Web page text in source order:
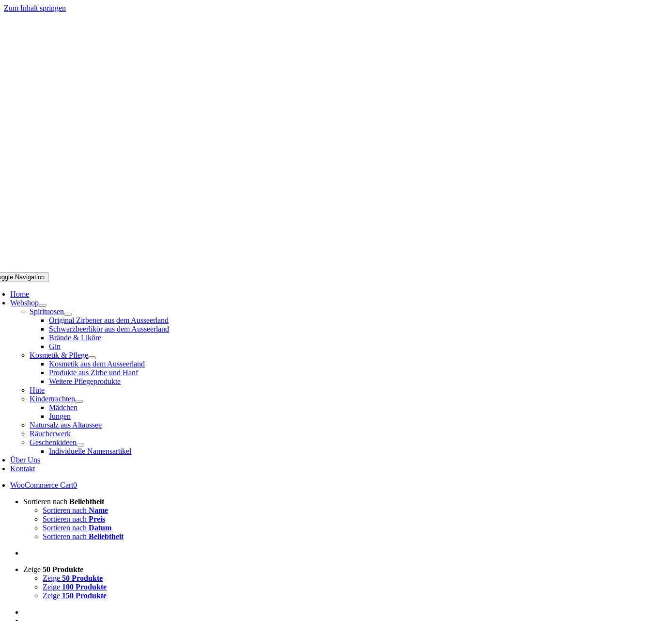
Zum Inhalt springen
Navigation
Home
Webshop
Spirituosen
Original Zirbener aus dem Ausseerland
Schwarzbeerlikör aus dem Ausseerland
Brände & Liköre
Gin
Kosmetik & Pflege
Kosmetik aus dem Ausseerland
Produkte aus Zirbe und Hanf
Weitere Pflegeprodukte
Hüte
Kindertrachten
Mädchen
Jungen
Natursalz aus Altaussee
Räucherwerk
Geschenkideen
Individuelle Namensartikel
Über Uns
Kontakt
WooCommerce Cart0
Sortieren nach Beliebtheit
Sortieren nach Name
Sortieren nach Preis
Sortieren nach Datum
Sortieren nach Beliebtheit
Zeige 50 Produkte
Zeige 50 Produkte
Zeige 100 Produkte
Zeige 150 Produkte